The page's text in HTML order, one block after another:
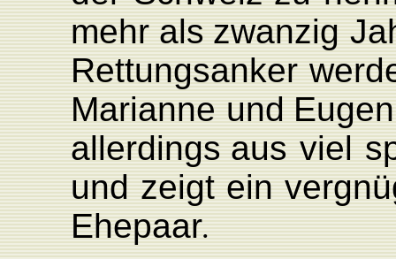
mehr als zwanzig
Rettungsanker
Marianne und Eugen
allerdings aus viel
und zeigt ein
Ehepaar.